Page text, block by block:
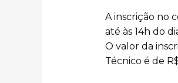
A inscrição no
até às 14h do
O valor da
Técnico é de